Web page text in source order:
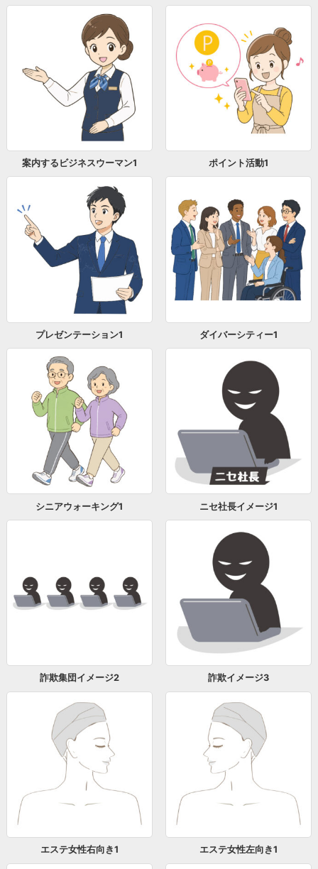
案内するビジネスウーマン1 ポイント活動1
プレゼンテーション1 ダイバーシティー1
シニアウォーキング1 ニセ社長イメージ1
詐欺集団イメージ2 詐欺イメージ3
エステ女性右向き1 エステ女性左向き1